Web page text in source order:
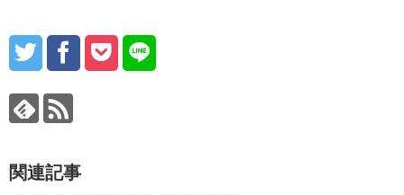
関連記事